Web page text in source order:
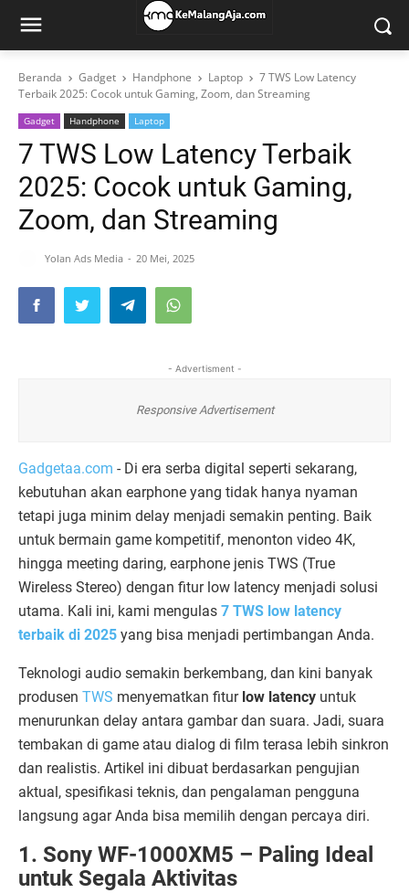
Beranda Gadget Handphone Laptop
7 TWS Low Latency
Terbaik 2025: Cocok untuk Gaming, Zoom, dan Streaming
Gadget Handphone Laptop
7 TWS Low Latency Terbaik
2025: Cocok untuk Gaming,
Zoom, dan Streaming
Yolan Ads Media 20 Mei, 2025
- Advertisment -
Responsive Advertisement
Gadgetaa.com - Di era serba digital seperti sekarang,
kebutuhan akan earphone yang tidak hanya nyaman
tetapi juga minim delay menjadi semakin penting. Baik
untuk bermain game kompetitif, menonton video 4K,
hingga meeting daring, earphone jenis TWS (True
Wireless Stereo) dengan fitur low latency menjadi solusi
utama. Kali ini, kami mengulas 7 TWS low latency
terbaik di 2025 yang bisa menjadi pertimbangan Anda.
Teknologi audio semakin berkembang, dan kini banyak
produsen TWS menyematkan fitur low latency untuk
menurunkan delay antara gambar dan suara. Jadi, suara
tembakan di game atau dialog di film terasa lebih sinkron
dan realistis. Artikel ini dibuat berdasarkan pengujian
aktual, spesifikasi teknis, dan pengalaman pengguna
langsung agar Anda bisa memilih dengan percaya diri.
1. Sony WF-1000XM5 – Paling Ideal
untuk Segala Aktivitas